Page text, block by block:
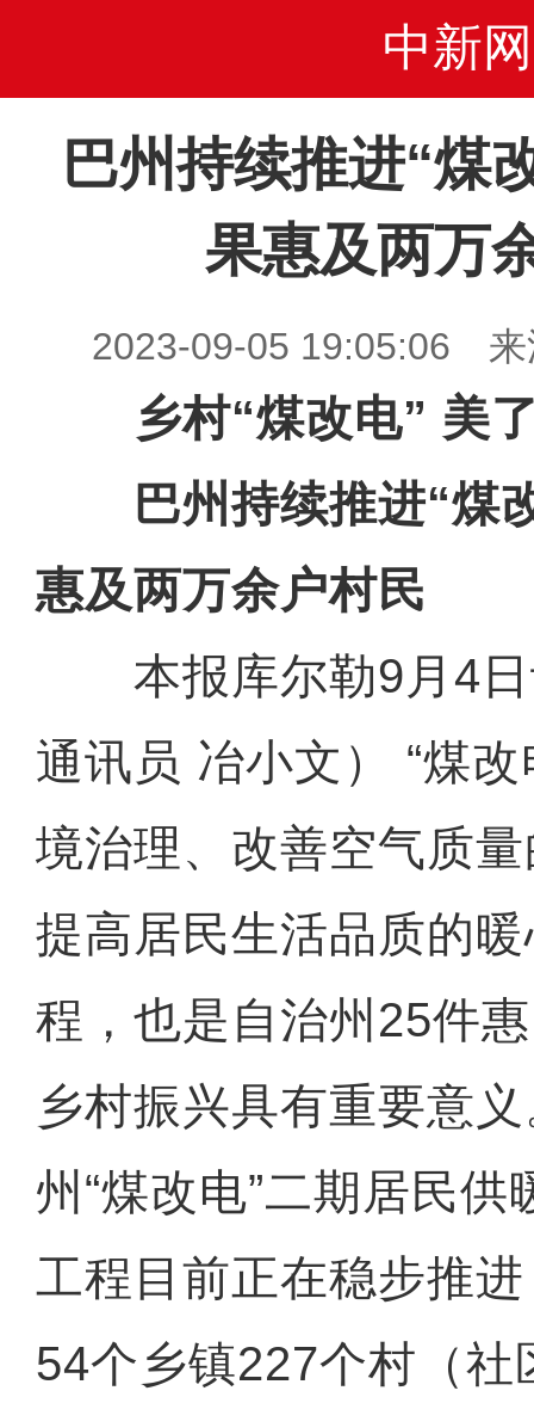
中新网
巴州持续推进“煤
果惠及两万
2023-09-05 19:05:06 来
乡村“煤改电” 美了
巴州持续推进“煤
惠及两万余户村民
本报库尔勒9月4日
通讯员 冶小文） “煤
境治理、改善空气质
提高居民生活品质的
程，也是自治州25件
乡村振兴具有重要意
州“煤改电”二期居民
工程目前正在稳步推
54个乡镇227个村（社